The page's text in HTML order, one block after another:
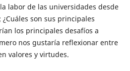
labor de las universidades desde
son sus principales
los principales desafíos a
nos gustaría reflexionar entre
valores y virtudes.